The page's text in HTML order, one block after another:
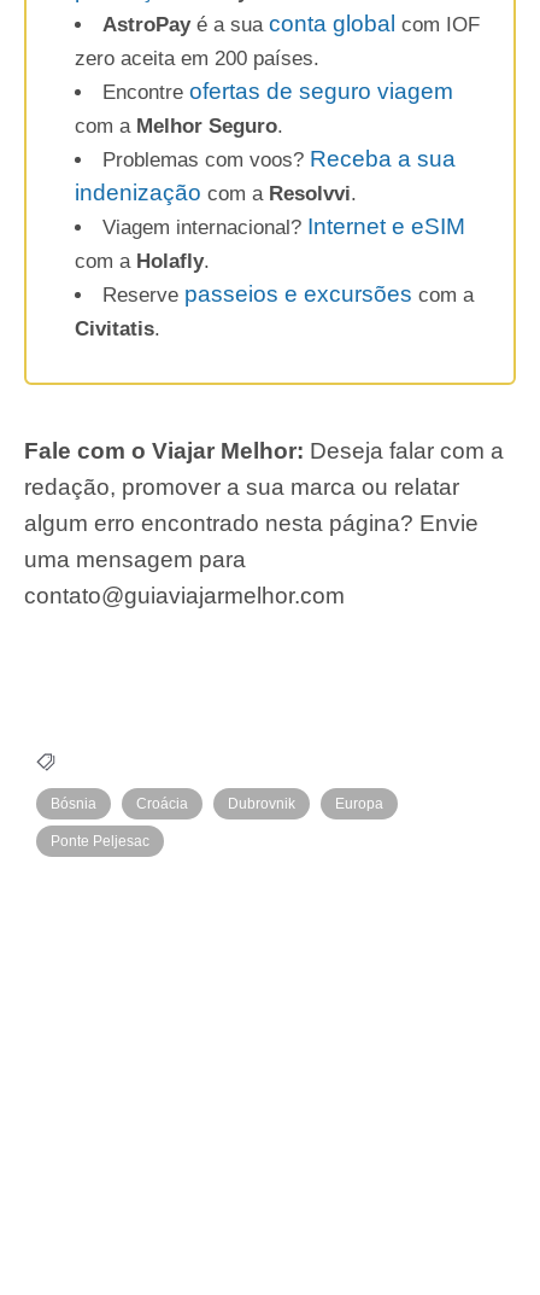
AstroPayé a sua conta global com IOF
zero aceita em 200 países.
Encontre ofertas de seguro viagem
com a Melhor Seguro.
Problemas com voos? Receba a sua
indenização com a Resolvvi.
Viagem internacional? Internet e eSIM
com a Holafly.
Reserve passeios e excursões com a
Civitatis.
Fale com o Viajar Melhor: Deseja falar com a
redação, promover a sua marca ou relatar
algum erro encontrado nesta página? Envie
uma mensagem para
contato@guiaviajarmelhor.com
Bósnia Croácia Dubrovnik Europa
Ponte Peljesac